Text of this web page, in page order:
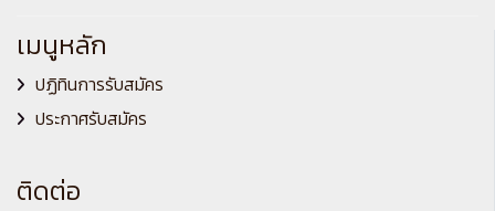
เมนูหลัก
ปฏิทินการรับสมัคร
ประกาศรับสมัคร
ติดต่อ